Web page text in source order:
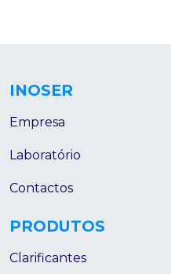
INOSER
Empresa
Laboratório
Contactos
PRODUTOS
Clarificantes